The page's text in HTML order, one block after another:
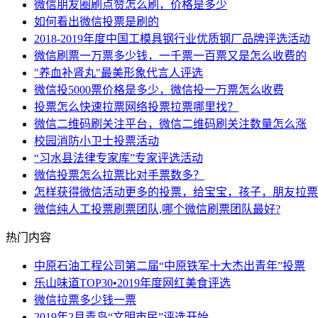
微信朋友圈刷点赞怎么刷，价格是多少
如何看出微信投票是刷的
2018-2019年度中国工模具钢行业优质钢厂品牌评选活动
微信刷票一万票多少钱，一千票一百票又是怎么收费的
"养血补肾丸"最美形象代言人评选
微信投5000票价格是多少，微信投一万票怎么收费
投票怎么快速拉票网络投票拉票哪里找？
微信二维码刷关注平台，微信二维码刷关注数量怎么涨
校园消防小卫士投票活动
“习水县法律专家库”专家评选活动
微信投票怎么拉票比对手票数多？
怎样获得微信活动更多的投票，给宝宝，孩子，朋友拉
微信纯人工投票刷票团队,哪个微信刷票团队最好?
热门内容
中原石油工程公司第二届“中原铁军十大杰出青年”投票
乐山味道TOP30•2019年度网红美食评选
微信拉票多少钱一票